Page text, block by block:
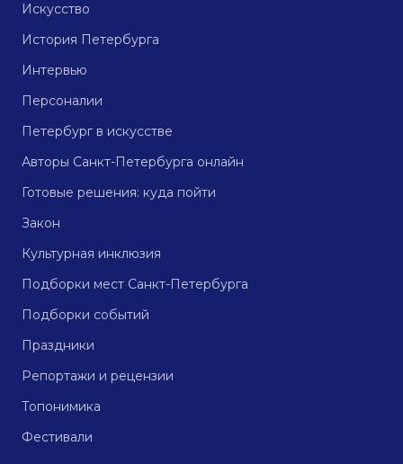
Искусство
История Петербурга
Интервью
Персоналии
Петербург в искусстве
Авторы Санкт-Петербурга онлайн
Готовые решения: куда пойти
Закон
Культурная инклюзия
Подборки мест Санкт-Петербурга
Подборки событий
Праздники
Репортажи и рецензии
Топонимика
Фестивали